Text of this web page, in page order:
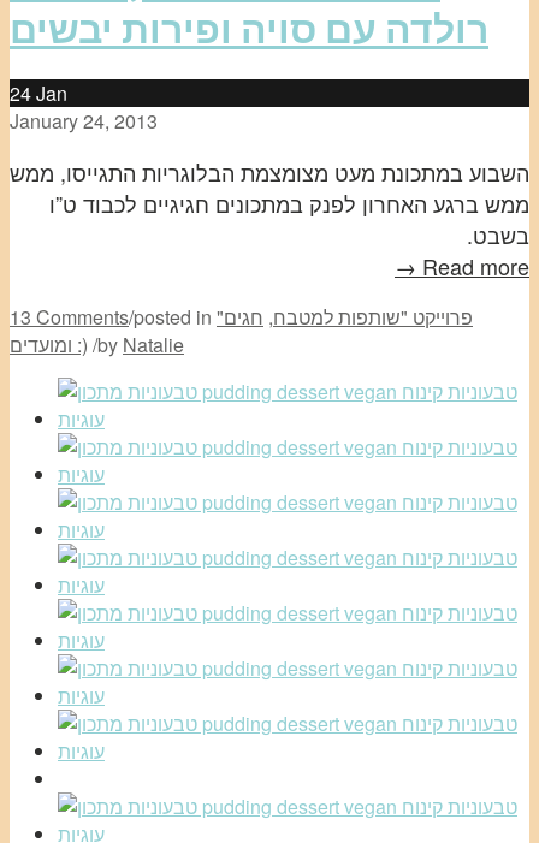
רולדה עם סויה ופירות יבשים
24Jan
January 24, 2013
השבוע במתכונת מעט מצומצמת הבלוגריות התגייסו, ממש
ממש ברגע האחרון לפנק במתכונים חגיגיים לכבוד ט”ו
בשבט.
Read more →
13 Comments/posted in "פרוייקט "שותפות למטבח, חגים
ומועדים :) /by Natalie